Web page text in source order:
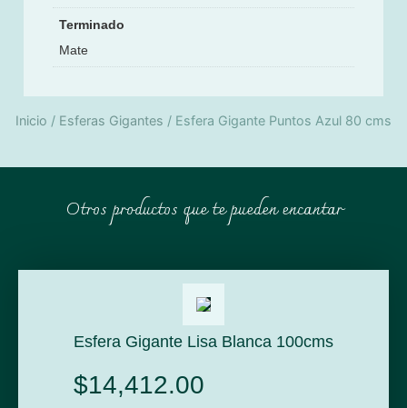
Terminado
Mate
Inicio / Esferas Gigantes / Esfera Gigante Puntos Azul 80 cms
Otros productos que te pueden encantar
Esfera Gigante Lisa Blanca 100cms
$14,412.00